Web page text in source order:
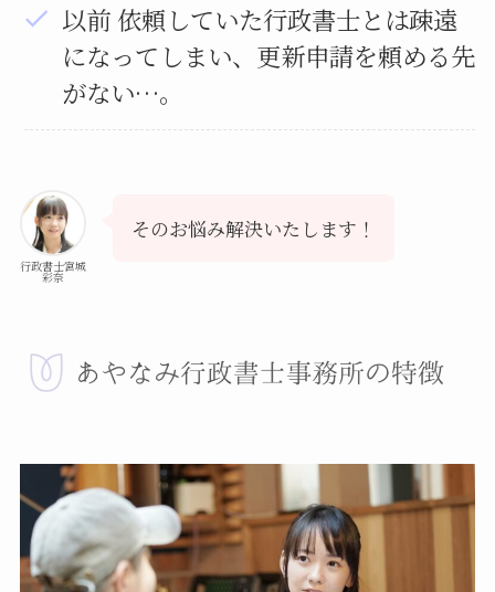
以前 依頼していた行政書士とは疎遠
になってしまい、更新申請を頼める先
がない…。
行政書士宮城
彩奈
そのお悩み解決いたします！